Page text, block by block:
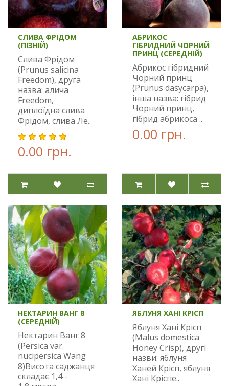
СЛИВА ФРІДОМ
(ПІЗНІЙ)
Слива Фрідом
(Prunus salicina
Freedom), друга
назва: алича
Freedom,
диплоїдна слива
Фрідом, слива Ле..
0.00 грн.
АБРИКОС
ГІБРИДНИЙ ЧОРНИЙ
ПРИНЦ (СЕРЕДНІЙ)
Абрикос гібридний
Чорний принц
(Prunus dasycarpa),
інша назва: гібрид
Чорний принц,
гібрид абрикоса ..
0.00 грн.
НЕКТАРИН ВАНГ 8
(СЕРЕДНІЙ)
Нектарин Ванг 8
(Persica var.
nucipersica Wang
8)Висота саджанця
складає 1,4 -
ЯБЛУНЯ ХАНІ КРІСП
Яблуня Хані Крісп
(Malus domestica
Honey Crisp), другі
назви: яблуня
Ханей Крісп, яблуня
Хані Кріспе..